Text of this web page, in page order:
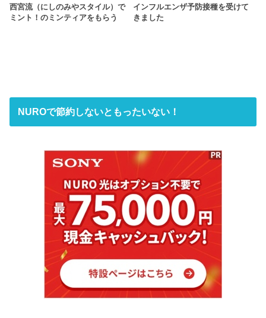
西宮流（にしのみやスタイル）で
ミント！のミンティアをもらう
インフルエンザ予防接種を受けて
きました
NUROで節約しないともったいない！